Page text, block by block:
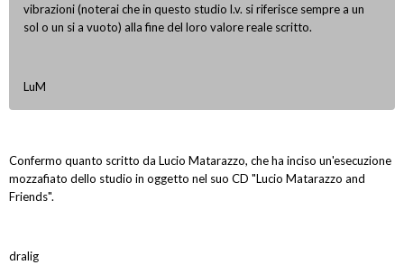
vibrazioni (noterai che in questo studio l.v. si riferisce sempre a un
sol o un si a vuoto) alla fine del loro valore reale scritto.
LuM
Confermo quanto scritto da Lucio Matarazzo, che ha inciso un'esecuzione
mozzafiato dello studio in oggetto nel suo CD "Lucio Matarazzo and
Friends".
dralig